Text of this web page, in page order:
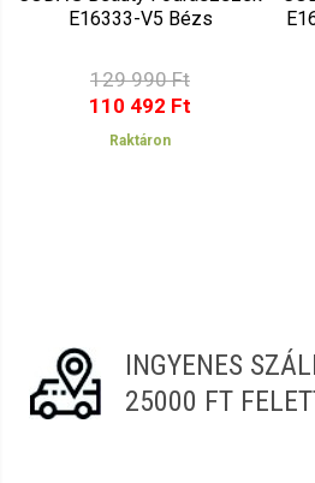
E16333-V5 Bézs
129 990 Ft
110 492 Ft
Raktáron
INGYENES
25000 FT